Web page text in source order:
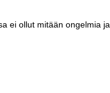
ei ollut mitään ongelmia ja